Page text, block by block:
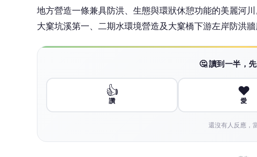
廣告